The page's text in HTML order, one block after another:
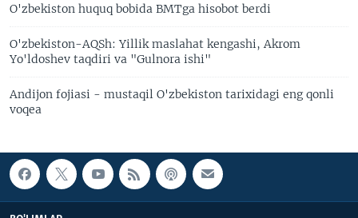
O'zbekiston huquq bobida BMTga hisobot berdi
O'zbekiston-AQSh: Yillik maslahat kengashi, Akrom
Yo'ldoshev taqdiri va "Gulnora ishi"
Andijon fojiasi - mustaqil O'zbekiston tarixidagi eng qonli
voqea